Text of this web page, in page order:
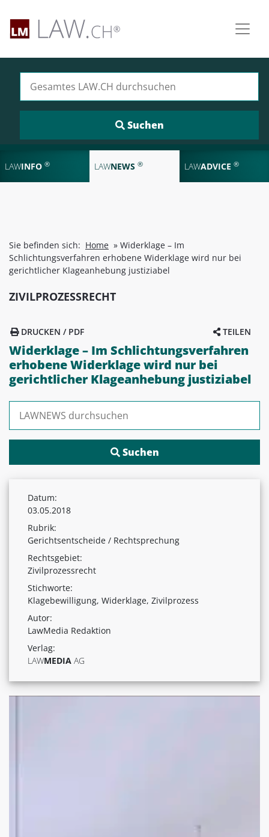
LAWINFO ® LAWNEWS ® LAWADVICE ®
Sie befinden sich: Home » Widerklage – Im
Schlichtungsverfahren erhobene Widerklage wird nur bei
gerichtlicher Klageanhebung justiziabel
ZIVILPROZESSRECHT
TEILEN
DRUCKEN / PDF
Widerklage – Im Schlichtungsverfahren
erhobene Widerklage wird nur bei
gerichtlicher Klageanhebung justiziabel
Datum:
03.05.2018
Rubrik:
Gerichtsentscheide / Rechtsprechung
Rechtsgebiet:
Zivilprozessrecht
Stichworte:
Klagebewilligung, Widerklage, Zivilprozess
Autor:
LawMedia Redaktion
Verlag:
LAWMEDIA AG